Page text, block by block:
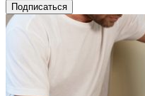
Подписаться